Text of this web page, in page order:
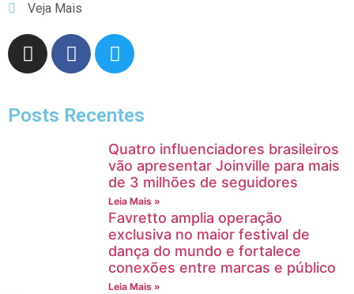
Veja Mais
Posts Recentes
Quatro influenciadores brasileiros
vão apresentar Joinville para mais
de 3 milhões de seguidores
Leia Mais »
Favretto amplia operação
exclusiva no maior festival de
dança do mundo e fortalece
conexões entre marcas e público
Leia Mais »